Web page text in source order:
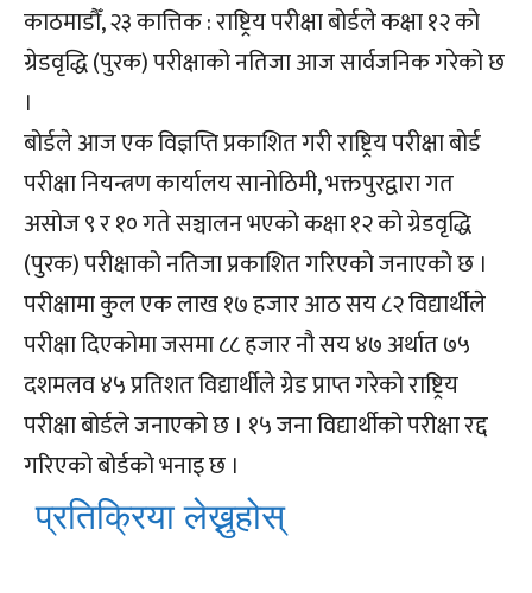
काठमाडौँ, २३ कात्तिक : राष्ट्रिय परीक्षा बोर्डले कक्षा १२ को
ग्रेडवृद्धि (पुरक) परीक्षाको नतिजा आज सार्वजनिक गरेको छ
।
बोर्डले आज एक विज्ञप्ति प्रकाशित गरी राष्ट्रिय परीक्षा बोर्ड
परीक्षा नियन्त्रण कार्यालय सानोठिमी, भक्तपुरद्वारा गत
असोज ९ र १० गते सञ्चालन भएको कक्षा १२ को ग्रेडवृद्धि
(पुरक) परीक्षाको नतिजा प्रकाशित गरिएको जनाएको छ ।
परीक्षामा कुल एक लाख १७ हजार आठ सय ८२ विद्यार्थीले
परीक्षा दिएकोमा जसमा ८८ हजार नौ सय ४७ अर्थात ७५
दशमलव ४५ प्रतिशत विद्यार्थीले ग्रेड प्राप्त गरेको राष्ट्रिय
परीक्षा बोर्डले जनाएको छ । १५ जना विद्यार्थीको परीक्षा रद्द
गरिएको बोर्डको भनाइ छ ।
प्रतिक्रिया लेख्नुहोस्